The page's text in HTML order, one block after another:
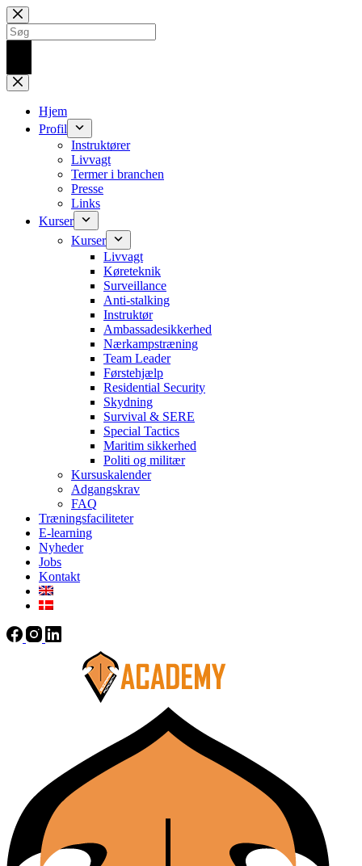
Fortsæt
til
indhold
Ingen
resultater
Hjem
Profil
Instruktører
Livvagt
Termer i branchen
Presse
Links
Kurser
Kurser
Livvagt
Køreteknik
Surveillance
Anti-stalking
Instruktør
Ambassadesikkerhed
Nærkampstræning
Team Leader
Førstehjælp
Residential Security
Skydning
Survival & SERE
Special Tactics
Maritim sikkerhed
Politi og militær
Kursuskalender
Adgangskrav
FAQ
Træningsfaciliteter
E-learning
Nyheder
Jobs
Kontakt